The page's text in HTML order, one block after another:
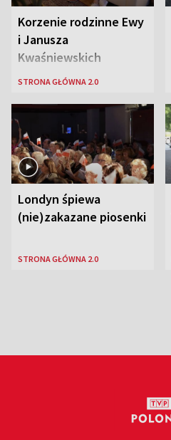
Korzenie rodzinne Ewy
i Janusza
Kwaśniewskich
STRONA GŁÓWNA 2.0
Londyn śpiewa
(nie)zakazane piosenki
STRONA GŁÓWNA 2.0